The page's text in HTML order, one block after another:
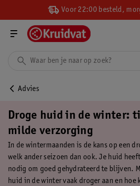
Voor 22:00 besteld,
Advies
Droge huid in de winter:
milde verzorging
In de wintermaanden is de kans op een
welk ander seizoen dan ook. Je huid
nodig om goed gehydrateerd te blijven.
huid in de winter vaak droger aan en hoe